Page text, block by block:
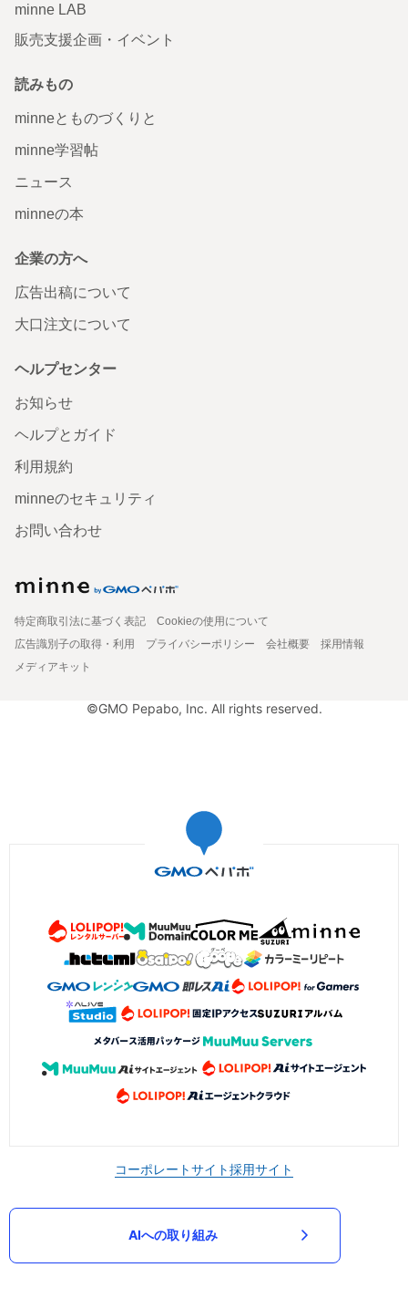
minne LAB
販売支援企画・イベント
読みもの
minneとものづくりと
minne学習帖
ニュース
minneの本
企業の方へ
広告出稿について
大口注文について
ヘルプセンター
お知らせ
ヘルプとガイド
利用規約
minneのセキュリティ
お問い合わせ
特定商取引法に基づく表記
Cookieの使用について
広告識別子の取得・利用
プライバシーポリシー 会社概要
採用情報
メディアキット
©GMO Pepabo, Inc. All rights reserved.
コーポレートサイト採用サイト
AIへの取り組み